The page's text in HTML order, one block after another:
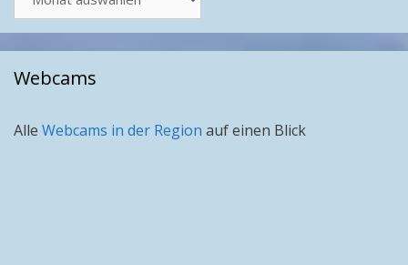
nach
Monat
Webcams
Alle Webcams in der Region auf einen Blick